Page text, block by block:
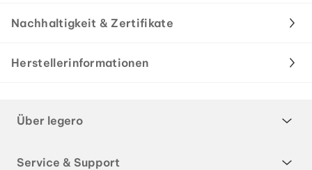
Nachhaltigkeit & Zertifikate
Herstellerinformationen
Über legero
Service & Support